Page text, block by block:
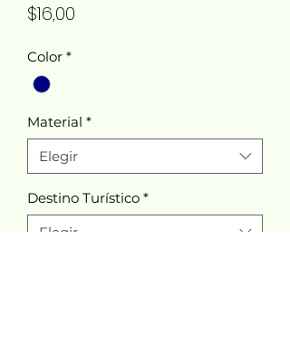
$16,00
Color *
Material *
Elegir
Destino Turístico *
Elegir